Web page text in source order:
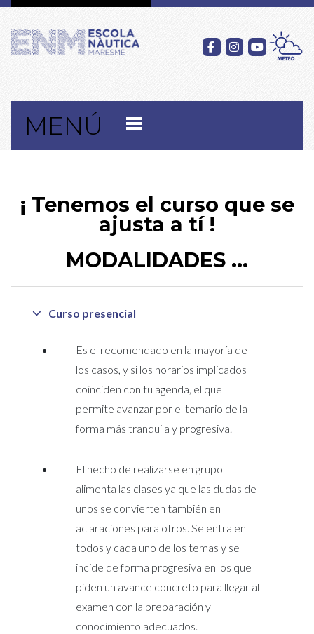
MENÚ
¡ Tenemos el curso que se
ajusta a tí !
MODALIDADES ...
Curso presencial
Es el recomendado en la mayoría de
los casos, y si los horarios implicados
coinciden con tu agenda, el que
permite avanzar por el temario de la
forma más tranquila y progresiva.
El hecho de realizarse en grupo
alimenta las clases ya que las dudas de
unos se convierten también en
aclaraciones para otros. Se entra en
todos y cada uno de los temas y se
incide de forma progresiva en los que
piden un avance concreto para llegar al
examen con la preparación y
conocimiento adecuados.